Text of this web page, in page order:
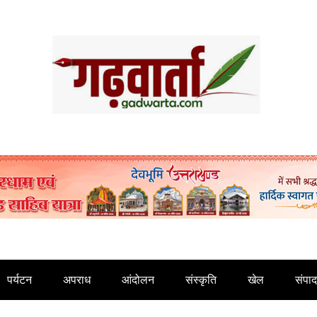
पर्यटन अपराध आंदोलन संस्कृति खेल